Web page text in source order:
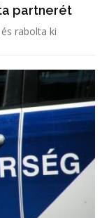
partnerét
rabolta ki